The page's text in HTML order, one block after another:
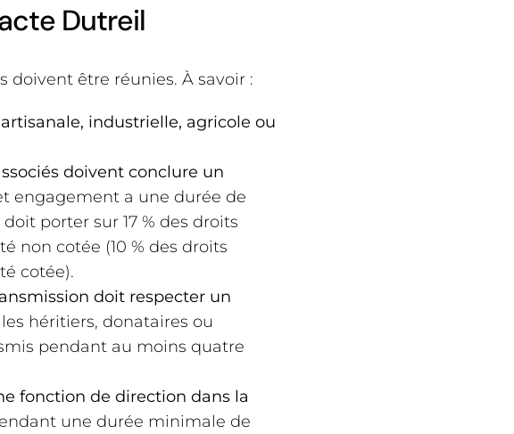
Dutreil
être réunies. À savoir :
industrielle, agricole ou
doivent conclure un
engagement a une durée de
porter sur 17 % des droits
non cotée (10 % des droits
cotée).
doit respecter un
héritiers, donataires ou
pendant au moins quatre
fonction de direction dans la
une durée minimale de